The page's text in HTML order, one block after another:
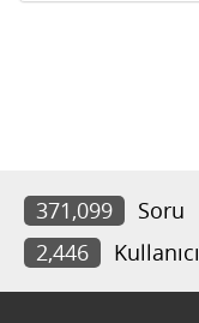
371,099 Soru
2,446
Kullanıcı